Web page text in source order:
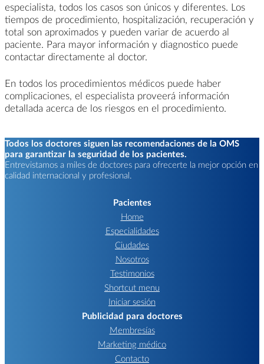
especialista, todos los casos son únicos y diferentes. Los
tiempos de procedimiento, hospitalización, recuperación y
total son aproximados y pueden variar de acuerdo al
paciente. Para mayor información y diagnostico puede
contactar directamente al doctor.
En todos los procedimientos médicos puede haber
complicaciones, el especialista proveerá información
detallada acerca de los riesgos en el procedimiento.
Todos los doctores siguen las recomendaciones de la OMS
para garantizar la seguridad de los pacientes.
Entrevistamos a miles de doctores para ofrecerte la mejor opción en
calidad internacional y profesional.
Pacientes
Home
Especialidades
Ciudades
Nosotros
Testimonios
Shortcut menu
Iniciar sesión
Publicidad para doctores
Membresías
Marketing médico
Contacto